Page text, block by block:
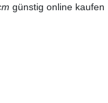
günstig online kaufen